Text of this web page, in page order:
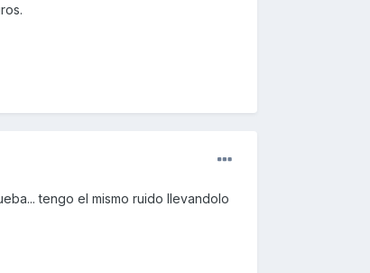
tengo el mismo ruido llevandolo